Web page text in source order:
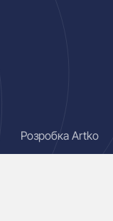
Розробка Artko